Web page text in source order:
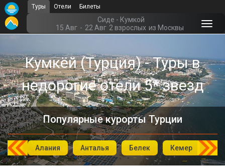
Туры Отели Билеты
Сиде - Кумкой
15 Авг - 22 Авг 2 взрослых из Москвы
Кумкёй (Турция) - Туры в
недорогие отели 5* звезд
Популярные курорты Турции
Алания Анталья Белек Кемер
Главная
Офис г. Москва
Помощь
Подборки отелей
Турция
Таиланд
ОАЭ